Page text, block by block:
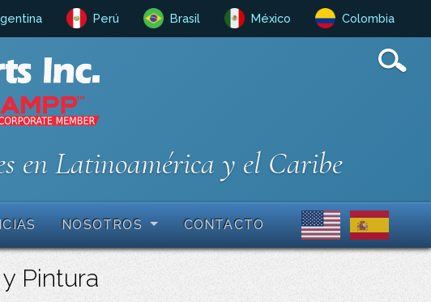
Perú Brasil México Colombia
en Latinoamérica y el Caribe
NOSOTROS CONTACTO
Pintura